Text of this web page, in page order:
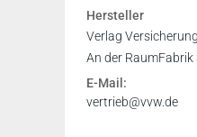
Hersteller
Verlag
An der
E-Mail:
vertrieb@vvw.de